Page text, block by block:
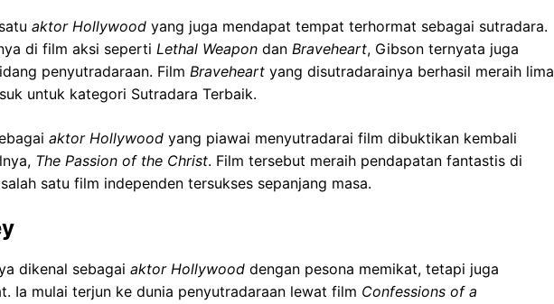
aktor Hollywood yang juga mendapat tempat terhormat sebagai sutradara.
di film aksi seperti Lethal Weapon dan Braveheart, Gibson ternyata juga
penyutradaraan. Film Braveheart yang disutradarainya berhasil meraih lima
untuk kategori Sutradara Terbaik.
aktor Hollywood yang piawai menyutradarai film dibuktikan kembali
The Passion of the Christ. Film tersebut meraih pendapatan fantastis di
satu film independen tersukses sepanjang masa.
dikenal sebagai aktor Hollywood dengan pesona memikat, tetapi juga
Ia mulai terjun ke dunia penyutradaraan lewat film Confessions of a